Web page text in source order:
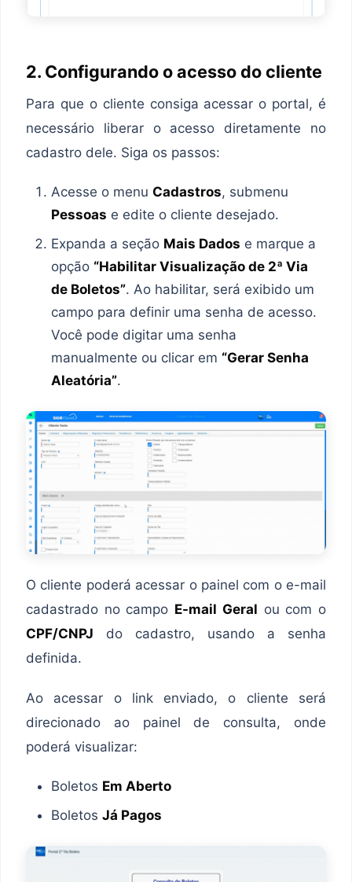
2. Configurando o acesso do cliente
Para que o cliente consiga acessar o portal, é
necessário liberar o acesso diretamente no
cadastro dele. Siga os passos:
Acesse o menu Cadastros, submenu
Pessoas e edite o cliente desejado.
Expanda a seção Mais Dados e marque a
opção “Habilitar Visualização de 2ª Via
de Boletos”. Ao habilitar, será exibido um
campo para definir uma senha de acesso.
Você pode digitar uma senha
manualmente ou clicar em “Gerar Senha
Aleatória”.
O cliente poderá acessar o painel com o e-mail
cadastrado no campo E-mail Geral ou com o
CPF/CNPJ do cadastro, usando a senha
definida.
Ao acessar o link enviado, o cliente será
direcionado ao painel de consulta, onde
poderá visualizar:
Boletos Em Aberto
Boletos Já Pagos